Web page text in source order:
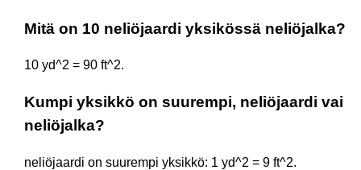
Mitä on 10 neliöjaardi yksikössä neliöjalka?
10 yd^2 = 90 ft^2.
Kumpi yksikkö on suurempi, neliöjaardi vai
neliöjalka?
neliöjaardi on suurempi yksikkö: 1 yd^2 = 9 ft^2.